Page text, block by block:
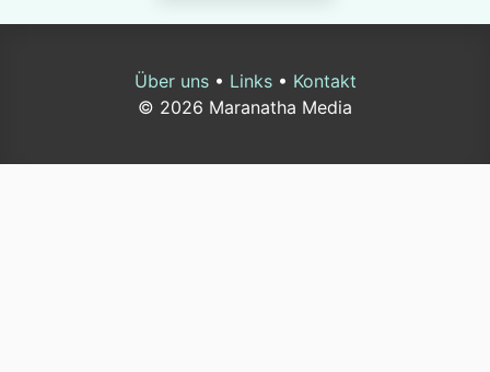
Über uns• Links• Kontakt
© 2026 Maranatha Media